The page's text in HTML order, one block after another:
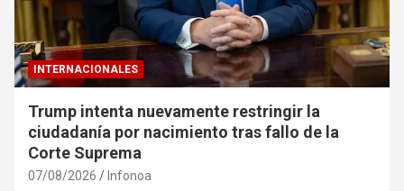
INTERNACIONALES
Trump intenta nuevamente restringir la
ciudadanía por nacimiento tras fallo de la
Corte Suprema
07/08/2026 Infonoa